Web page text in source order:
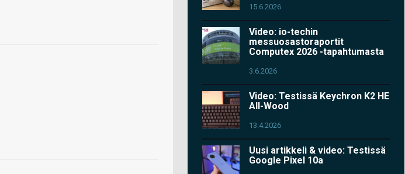
15.6.2026
Video: io-techin
messuosastoraportit
Computex 2026 -tapahtumasta
3.6.2026
Video: Testissä Keychron K2 HE
All-Wood
13.4.2026
Uusi artikkeli & video: Testissä
Google Pixel 10a